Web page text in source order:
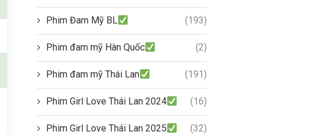
Phim Đam Mỹ BL (193)
Phim đam mỹ Hàn Quốc (2)
Phim đam mỹ Thái Lan (191)
Phim Girl Love Thái Lan 2024 (16)
Phim Girl Love Thái Lan 2025 (32)